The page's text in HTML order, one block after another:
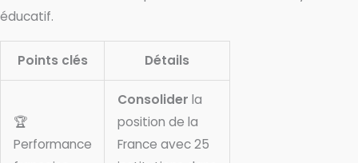
éducatif.
Points clés Détails
🏆
Performance
Consolider la
position de la
France avec 25